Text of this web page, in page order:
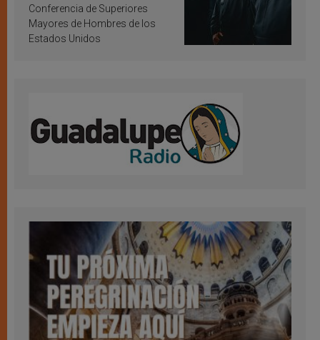
Conferencia de Superiores
Mayores de Hombres de los
Estados Unidos